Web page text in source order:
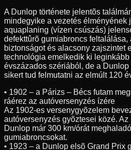
A Dunlop története jelentõs
mindegyike a vezetés élményének
aquaplaning (vízen csúszás)
defekttûrõ gumiabroncs feltalálása,
biztonságot és alacsony zajszintet
technológia emelkedik ki
évszázados szériából, de a
sikert tud felmutatni az elmúlt 120
• 1902 – a Párizs – Bécs futam
ráérez az autóversenyzés ízére
Az 1902-es versenygyõzelem
autóversenyzés gyõztesei közé.
Dunlop már 300 km/órát
gumiabroncsokat.
• 1923 – a Dunlop elsõ Grand Prix